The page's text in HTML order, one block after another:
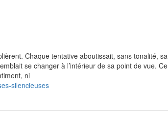
Chaque tentative aboutissait, sans tonalité,
se changer à l’intérieur de sa point de vue. Ce
ni
silencieuses